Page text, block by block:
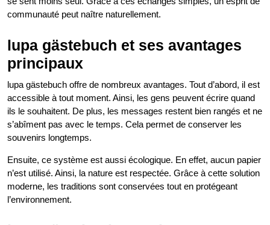
communauté peut naître naturellement.
lupa gästebuch et ses avantages
principaux
lupa gästebuch offre de nombreux avantages. Tout d’abord, il est
accessible à tout moment. Ainsi, les gens peuvent écrire quand
ils le souhaitent. De plus, les messages restent bien rangés et ne
s’abîment pas avec le temps. Cela permet de conserver les
souvenirs longtemps.
Ensuite, ce système est aussi écologique. En effet, aucun papier
n’est utilisé. Ainsi, la nature est respectée. Grâce à cette solution
moderne, les traditions sont conservées tout en protégeant
l’environnement.